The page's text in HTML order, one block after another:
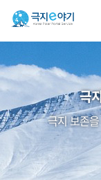
극
극지 보존